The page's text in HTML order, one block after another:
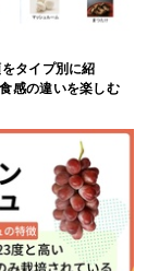
タイプ別に紹
感の違いを楽しむ